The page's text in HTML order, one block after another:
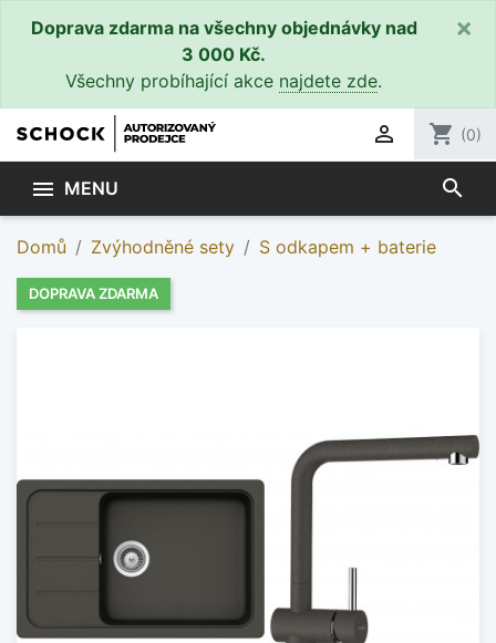
Doprava zdarma na všechny objednávky nad
3 000 Kč.
Všechny probíhající akce najdete zde.
×
 shopping_cart (0)
 MENU search
Domů Zvýhodněné sety S odkapem + baterie
DOPRAVA ZDARMA